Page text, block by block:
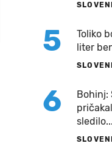
5
Toliko
liter
6
Bohinj:
sledilo...